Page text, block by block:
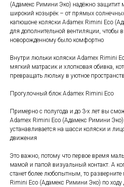
(Адамекс Римини Эко) надёжно защитит
широкий козырёк – от прямых
капюшоне коляски Adamex Rimini Eco
для дополнительной вентиляции, чтобы
новорожденному было комфортно
Внутри люльки коляски Adamex Rimini
мягкий матрасик и хлопковая обивка,
превращать люльку в уютное
Прогулочный блок Adamex Rimini Eco
Примерно с полугода и до 3-х лет вы
Adamex Rimini Eco (Адамекс Римини
устанавливается на шасси коляски и
движения
Это важно, потому что первое время
мамой и папой визуальный контакт. А
станет более любопытным, то
Rimini Eco (Адамекс Римини Эко) по ходу